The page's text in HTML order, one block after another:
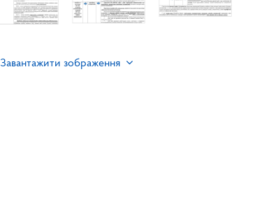
Завантажити зображення